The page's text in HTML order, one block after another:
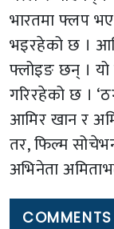
भारतमा फ्लप
भइरहेको छ ।
फ्लोइङ छन् । यो
गरिरहेको छ ।
आमिर खान र
तर, फिल्म
अभिनेता
COMMENTS